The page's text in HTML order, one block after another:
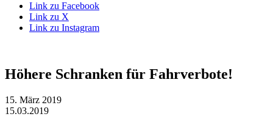
Link zu Facebook
Link zu X
Link zu Instagram
Höhere Schranken für Fahrverbote!
15. März 2019
15.03.2019